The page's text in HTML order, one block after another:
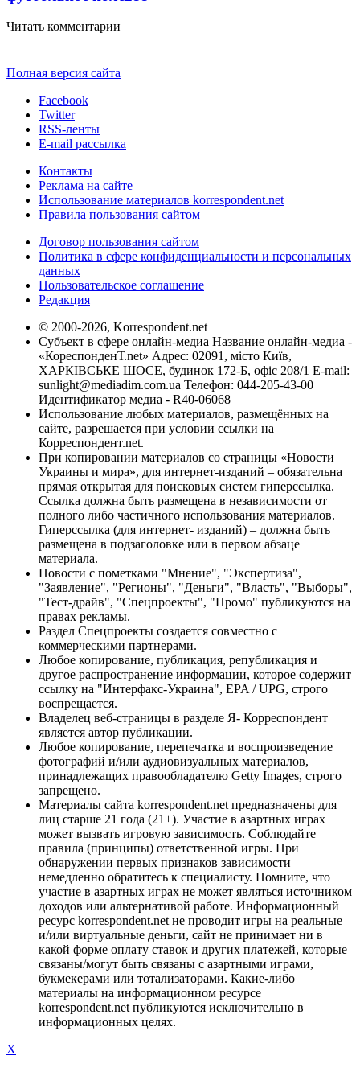
Читать комментарии
Полная версия сайта
Facebook
Twitter
RSS-ленты
E-mail рассылка
Контакты
Реклама на сайте
Использование материалов korrespondent.net
Правила пользования сайтом
Договор пользования сайтом
Политика в сфере конфиденциальности и персональных
данных
Пользовательское соглашение
Редакция
© 2000-2026, Korrespondent.net
Субъект в сфере онлайн-медиа Название онлайн-медиа -
«КореспонденТ.net» Адрес: 02091, місто Київ,
ХАРКІВСЬКЕ ШОСЕ, будинок 172-Б, офіс 208/1 E-mail:
sunlight@mediadim.com.ua Телефон: 044-205-43-00
Идентификатор медиа - R40-06068
Использование любых материалов, размещённых на
сайте, разрешается при условии ссылки на
Корреспондент.net.
При копировании материалов со страницы «Новости
Украины и мира», для интернет-изданий – обязательна
прямая открытая для поисковых систем гиперссылка.
Ссылка должна быть размещена в независимости от
полного либо частичного использования материалов.
Гиперссылка (для интернет- изданий) – должна быть
размещена в подзаголовке или в первом абзаце
материала.
Новости с пометками "Мнение", "Экспертиза",
"Заявление", "Регионы", "Деньги", "Власть", "Выборы",
"Тест-драйв", "Спецпроекты", "Промо" публикуются на
правах рекламы.
Раздел Спецпроекты создается совместно с
коммерческими партнерами.
Любое копирование, публикация, републикация и
другое распространение информации, которое содержит
ссылку на "Интерфакс-Украина", EPA / UPG, строго
воспрещается.
Владелец веб-страницы в разделе Я- Корреспондент
является автор публикации.
Любое копирование, перепечатка и воспроизведение
фотографий и/или аудиовизуальных материалов,
принадлежащих правообладателю Getty Images, строго
запрещено.
Материалы сайта korrespondent.net предназначены для
лиц старше 21 года (21+). Участие в азартных играх
может вызвать игровую зависимость. Соблюдайте
правила (принципы) ответственной игры. При
обнаружении первых признаков зависимости
немедленно обратитесь к специалисту. Помните, что
участие в азартных играх не может являться источником
доходов или альтернативой работе. Информационный
ресурс korrespondent.net не проводит игры на реальные
и/или виртуальные деньги, сайт не принимает ни в
какой форме оплату ставок и других платежей, которые
связаны/могут быть связаны с азартными играми,
букмекерами или тотализаторами. Какие-либо
материалы на информационном ресурсе
korrespondent.net публикуются исключительно в
информационных целях.
X